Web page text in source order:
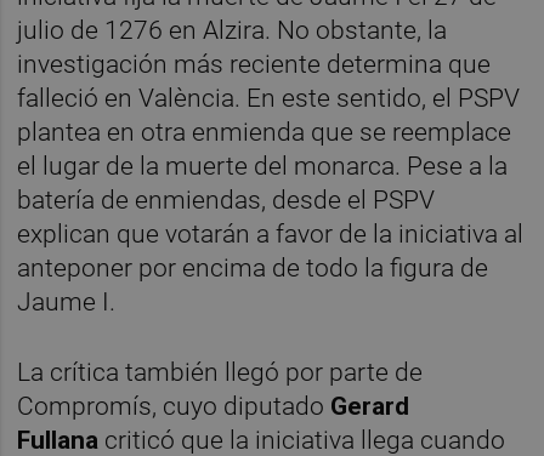
julio de 1276 en Alzira. No obstante, la
investigación más reciente determina que
falleció en València. En este sentido, el PSPV
plantea en otra enmienda que se reemplace
el lugar de la muerte del monarca. Pese a la
batería de enmiendas, desde el PSPV
explican que votarán a favor de la iniciativa al
anteponer por encima de todo la figura de
Jaume I.
La crítica también llegó por parte de
Compromís, cuyo diputado Gerard
Fullana criticó que la iniciativa llega cuando